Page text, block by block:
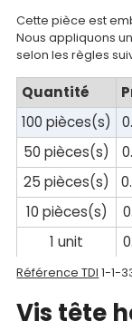
compte
Mon
panier
Contact
Cette pièce est
Nous appliquons
selon les règles
Quantité
100 pièces(s)
50 pièces(s)
25 pièces(s)
10 pièces(s)
1 unit
Référence TDI 1-1-
Vis tête